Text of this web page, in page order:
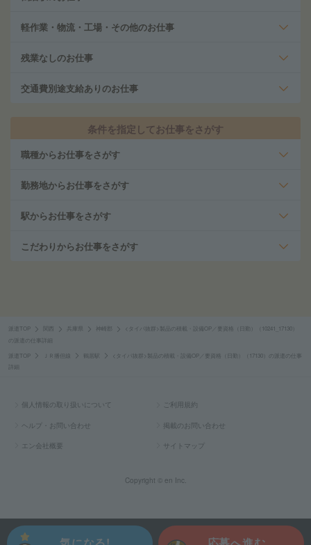
軽作業・物流・工場・その他のお仕事
残業なしのお仕事
交通費別途支給ありのお仕事
条件を指定してお仕事をさがす
職種からお仕事をさがす
勤務地からお仕事をさがす
駅からお仕事をさがす
こだわりからお仕事をさがす
派遣TOP 兵庫県 神崎郡
<タイパ抜群>製品の積載・設備OP／要資格（日勤）（10241_17130）
の派遣の仕事詳細
派遣TOP ＪＲ播但線 鶴居駅
<タイパ抜群>製品の積載・設備OP／要資格（日勤）（17130）の派遣の仕事
詳細
個人情報の取り扱いについて ご利用規約
ヘルプ・お問い合わせ 掲載のお問い合わせ
エン会社概要 サイトマップ
Copyright © en Inc.